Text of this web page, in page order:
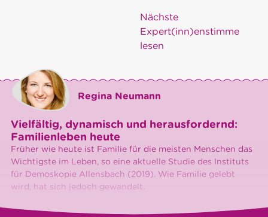
Nächste
Expert(inn)enstimme
lesen
Regina Neumann
Vielfältig, dynamisch und herausfordernd:
Familienleben heute
Früher wie heute ist Familie für die meisten Menschen das
Wichtigste im Leben, so eine aktuelle Studie des Instituts
für Demoskopie Allensbach (2019). Wie Familie gelebt
wird, hat sich jedoch gewandelt.